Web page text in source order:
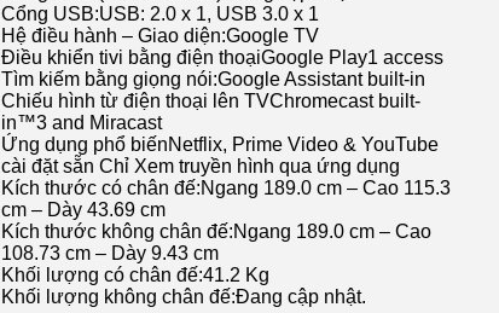
Cổng USB:USB: 2.0 x 1, USB 3.0 x 1
Hệ điều hành – Giao diện:Google TV
Điều khiển tivi bằng điện thoạiGoogle Play1 access
Tìm kiếm bằng giọng nói:Google Assistant built-in
Chiếu hình từ điện thoại lên TVChromecast built-
in™3 and Miracast
Ứng dụng phổ biếnNetflix, Prime Video & YouTube
cài đặt sẵn Chỉ Xem truyền hình qua ứng dụng
Kích thước có chân đế:Ngang 189.0 cm – Cao 115.3
cm – Dày 43.69 cm
Kích thước không chân đế:Ngang 189.0 cm – Cao
108.73 cm – Dày 9.43 cm
Khối lượng có chân đế:41.2 Kg
Khối lượng không chân đế:Đang cập nhật.